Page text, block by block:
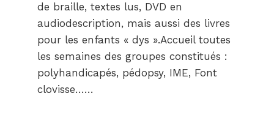
de braille, textes lus, DVD en
audiodescription, mais aussi des livres
pour les enfants « dys ».Accueil toutes
les semaines des groupes constitués :
polyhandicapés, pédopsy, IME, Font
clovisse……